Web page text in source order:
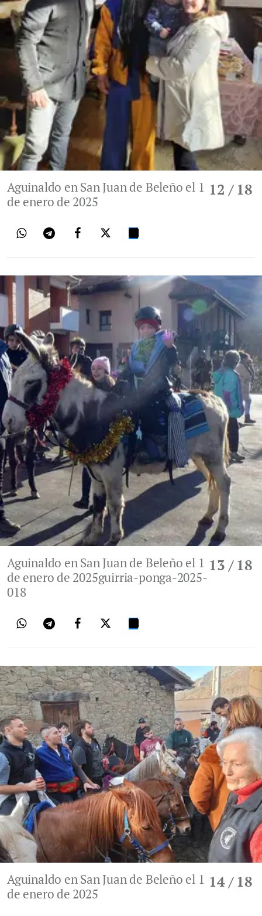
12 / 18
Aguinaldo en San Juan de Beleño el 1
de enero de 2025
13 / 18
Aguinaldo en San Juan de Beleño el 1
de enero de 2025guirria-ponga-2025-
018
14/ 18
Aguinaldo en San Juan de Beleño el 1
de enero de 2025